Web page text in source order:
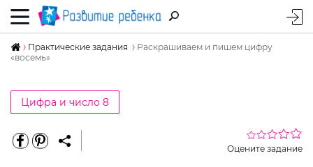
Практические задания
Раскрашиваем и пишем цифру
«восемь»
Цифра и число 8
Оцените задание